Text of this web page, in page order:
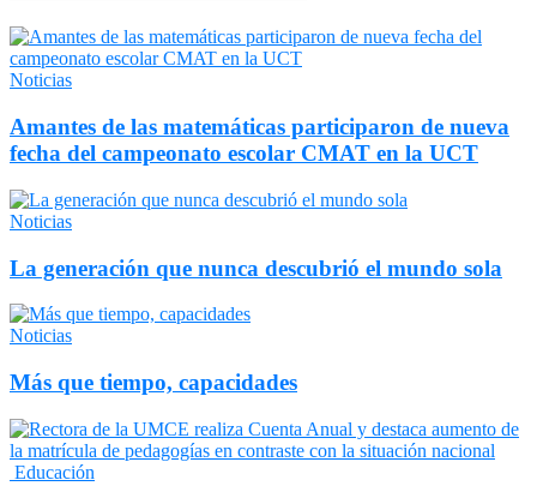
Noticias
Amantes de las matemáticas participaron de nueva
fecha del campeonato escolar CMAT en la UCT
Noticias
La generación que nunca descubrió el mundo sola
Noticias
Más que tiempo, capacidades
Educación